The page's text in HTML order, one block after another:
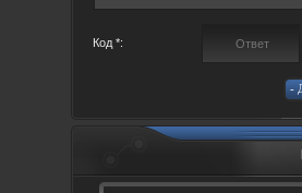
Код *: